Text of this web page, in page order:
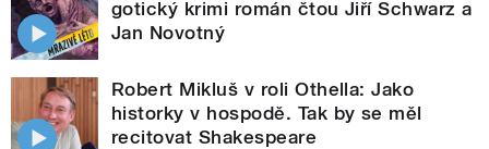
gotický krimi román čtou Jiří Schwarz a
Jan Novotný
Robert Mikluš v roli Othella: Jako
historky v hospodě. Tak by se měl
recitovat Shakespeare